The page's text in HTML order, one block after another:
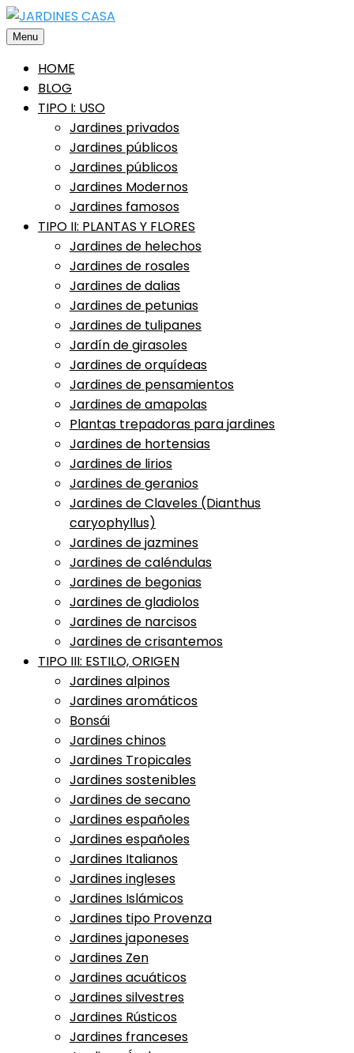
Saltar
alMenu
HOME
BLOG
TIPO I: USO
Jardines privados
Jardines públicos
Jardines públicos
Jardines Modernos
Jardines famosos
TIPO II: PLANTAS Y FLORES
Jardines de helechos
Jardines de rosales
Jardines de dalias
Jardines de petunias
Jardines de tulipanes
Jardín de girasoles
Jardines de orquídeas
Jardines de pensamientos
Jardines de amapolas
Plantas trepadoras para jardines
Jardines de hortensias
Jardines de lirios
Jardines de geranios
Jardines de Claveles (Dianthus
caryophyllus)
Jardines de jazmines
Jardines de caléndulas
Jardines de begonias
Jardines de gladiolos
Jardines de narcisos
Jardines de crisantemos
TIPO III: ESTILO, ORIGEN
Jardines alpinos
Jardines aromáticos
Bonsái
Jardines chinos
Jardines Tropicales
Jardines sostenibles
Jardines de secano
Jardines españoles
Jardines españoles
Jardines Italianos
Jardines ingleses
Jardines Islámicos
Jardines tipo Provenza
Jardines japoneses
Jardines Zen
Jardines acuáticos
Jardines silvestres
Jardines Rústicos
Jardines franceses